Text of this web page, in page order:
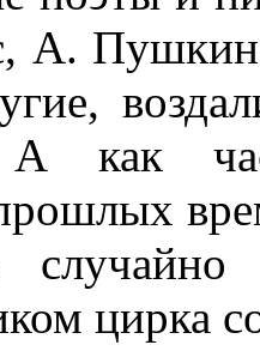
А.
А как
цирка